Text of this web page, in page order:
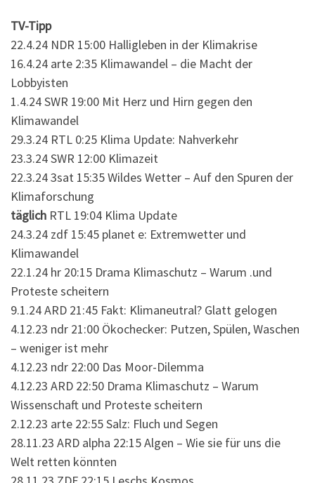
TV-Tipp
22.4.24 NDR 15:00 Halligleben in der Klimakrise
16.4.24 arte 2:35 Klimawandel – die Macht der
Lobbyisten
1.4.24 SWR 19:00 Mit Herz und Hirn gegen den
Klimawandel
29.3.24 RTL 0:25 Klima Update: Nahverkehr
23.3.24 SWR 12:00 Klimazeit
22.3.24 3sat 15:35 Wildes Wetter – Auf den Spuren der
Klimaforschung
täglich RTL 19:04 Klima Update
24.3.24 zdf 15:45 planet e: Extremwetter und
Klimawandel
22.1.24 hr 20:15 Drama Klimaschutz – Warum .und
Proteste scheitern
9.1.24 ARD 21:45 Fakt: Klimaneutral? Glatt gelogen
4.12.23 ndr 21:00 Ökochecker: Putzen, Spülen, Waschen
– weniger ist mehr
4.12.23 ndr 22:00 Das Moor-Dilemma
4.12.23 ARD 22:50 Drama Klimaschutz – Warum
Wissenschaft und Proteste scheitern
2.12.23 arte 22:55 Salz: Fluch und Segen
28.11.23 ARD alpha 22:15 Algen – Wie sie für uns die
Welt retten könnten